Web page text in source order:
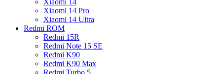
Xiaomi 14
Xiaomi 14 Pro
Xiaomi 14 Ultra
Redmi ROM
Redmi 15R
Redmi Note 15 SE
Redmi K90
Redmi K90 Max
Redmi Turbo 5